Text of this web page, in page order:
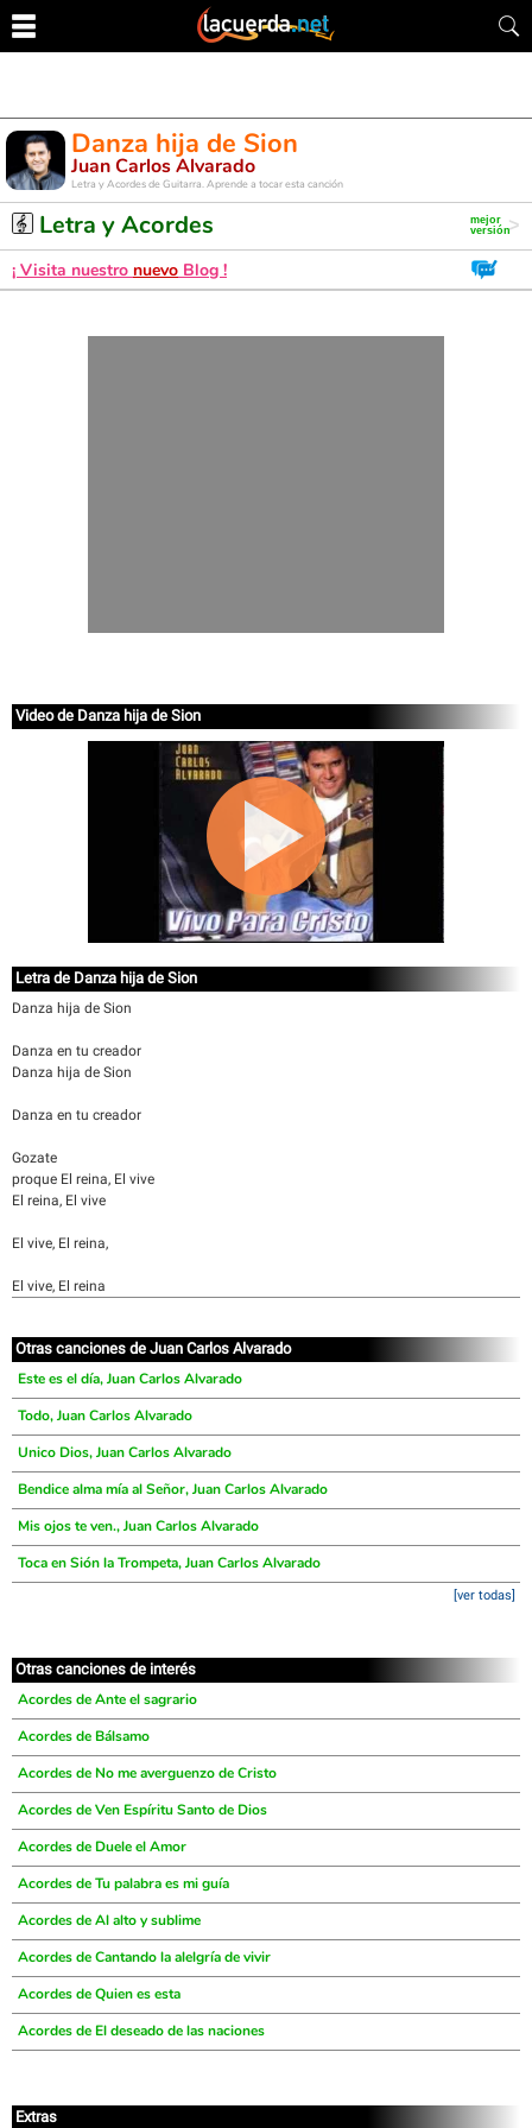
Danza hija de Sion
Juan Carlos Alvarado
Letra y Acordes de Guitarra. Aprende a tocar esta canción
Letra y Acordes
¡ Visita nuestro nuevo Blog !
Video de Danza hija de Sion
Letra de Danza hija de Sion
Danza hija de Sion
Danza en tu creador
Danza hija de Sion
Danza en tu creador
Gozate
proque El reina, El vive
El reina, El vive
El vive, El reina,
El vive, El reina
Otras canciones de Juan Carlos Alvarado
Este es el día, Juan Carlos Alvarado
Todo, Juan Carlos Alvarado
Unico Dios, Juan Carlos Alvarado
Bendice alma mía al Señor, Juan Carlos Alvarado
Mis ojos te ven., Juan Carlos Alvarado
Toca en Sión la Trompeta, Juan Carlos Alvarado
[ver todas]
Otras canciones de interés
Acordes de Ante el sagrario
Acordes de Bálsamo
Acordes de No me averguenzo de Cristo
Acordes de Ven Espíritu Santo de Dios
Acordes de Duele el Amor
Acordes de Tu palabra es mi guía
Acordes de Al alto y sublime
Acordes de Cantando la alelgría de vivir
Acordes de Quien es esta
Acordes de El deseado de las naciones
Extras